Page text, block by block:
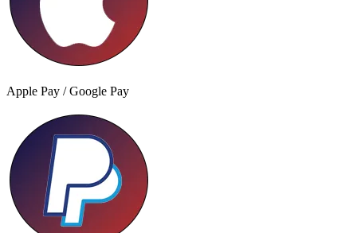
Apple Pay / Google Pay